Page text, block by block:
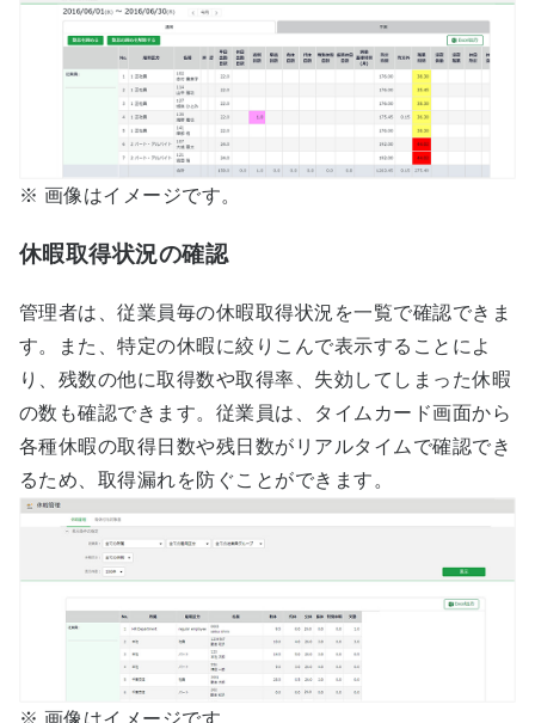
※ 画像はイメージです。
休暇取得状況の確認
管理者は、従業員毎の休暇取得状況を一覧で確認できま
す。また、特定の休暇に絞りこんで表示することによ
り、残数の他に取得数や取得率、失効してしまった休暇
の数も確認できます。従業員は、タイムカード画面から
各種休暇の取得日数や残日数がリアルタイムで確認でき
るため、取得漏れを防ぐことができます。
※ 画像はイメージです。